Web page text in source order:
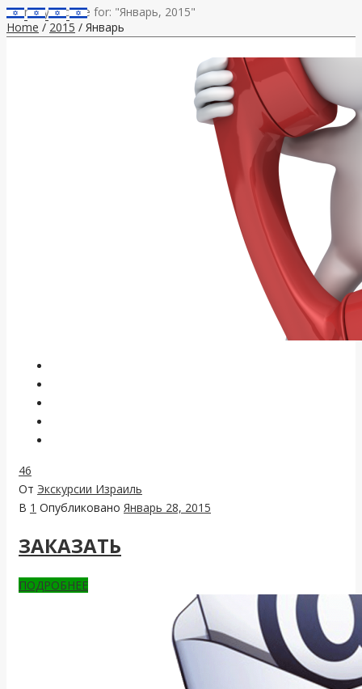
Monthly Archive for: "Январь, 2015"
Home / 2015 / Январь
46
От Экскурсии Израиль
В 1 Опубликовано Январь 28, 2015
ЗАКАЗАТЬ
ПОДРОБНЕЕ